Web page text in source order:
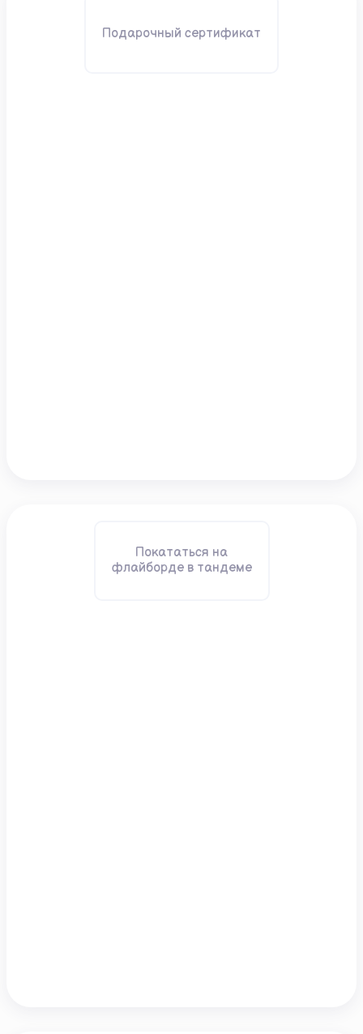
Подарочный сертификат
Покататься на
флайборде в тандеме